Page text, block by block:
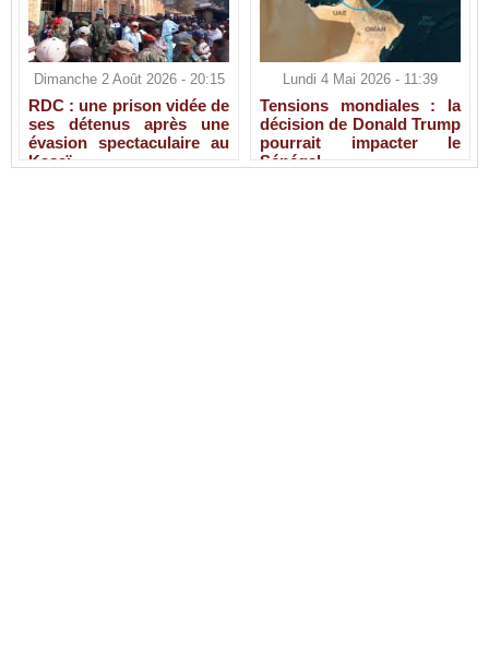
Dimanche 2 Août 2026 - 20:15
RDC : une prison vidée de
ses détenus après une
évasion spectaculaire au
Kasaï
Lundi 4 Mai 2026 - 11:39
Tensions mondiales : la
décision de Donald Trump
pourrait impacter le
Sénégal